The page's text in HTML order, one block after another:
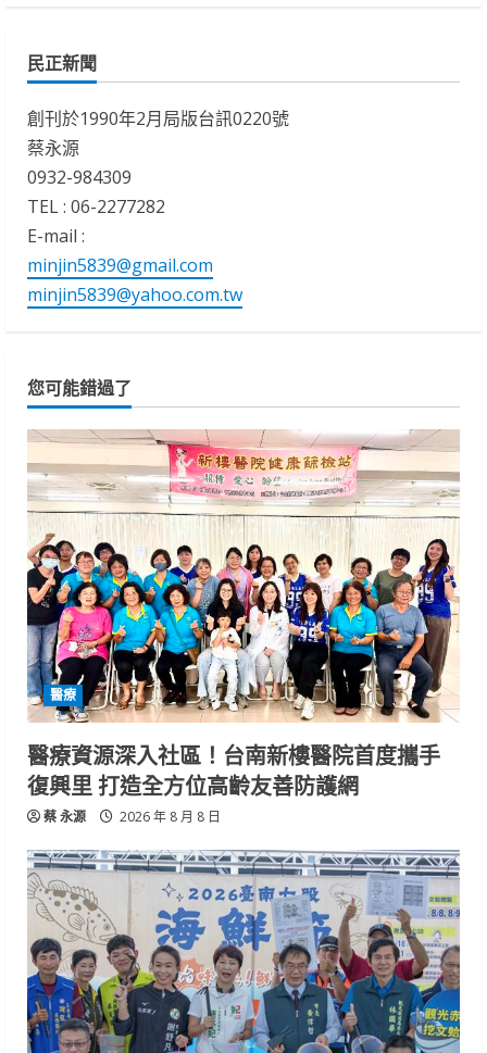
民正新聞
創刊於1990年2月局版台訊0220號
蔡永源
0932-984309
TEL : 06-2277282
E-mail :
minjin5839@gmail.com
minjin5839@yahoo.com.tw
您可能錯過了
醫療
醫療資源深入社區！台南新樓醫院首度攜手
復興里 打造全方位高齡友善防護網
蔡 永源 2026 年 8 月 8 日